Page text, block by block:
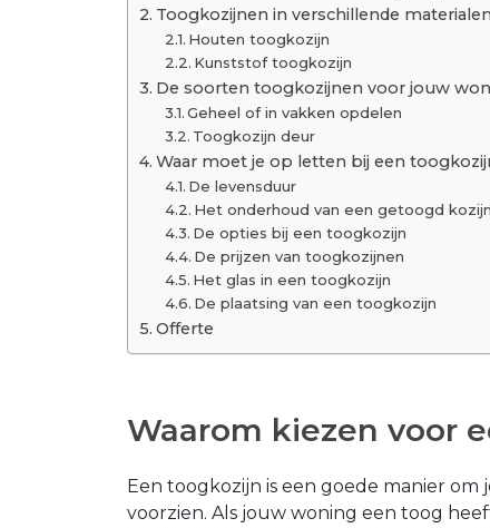
Toogkozijnen in verschillende materialen
Houten toogkozijn
Kunststof toogkozijn
De soorten toogkozijnen voor jouw
Geheel of in vakken opdelen
Toogkozijn deur
Waar moet je op letten bij een
De levensduur
Het onderhoud van een getoogd kozijn
De opties bij een toogkozijn
De prijzen van toogkozijnen
Het glas in een toogkozijn
De plaatsing van een toogkozijn
Offerte
Waarom kiezen voor
Een toogkozijn is een goede manier
voorzien. Als jouw woning een toog